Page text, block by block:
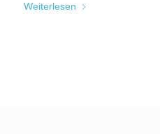
Weiterlesen